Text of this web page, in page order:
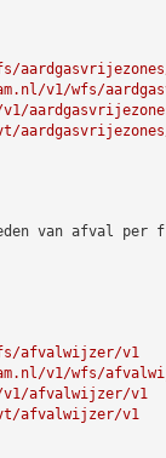
v1/wfs/
van afval per
afvalwijzer/v1
v1/wfs/
afvalwijzer/v1
afvalwijzer/v1